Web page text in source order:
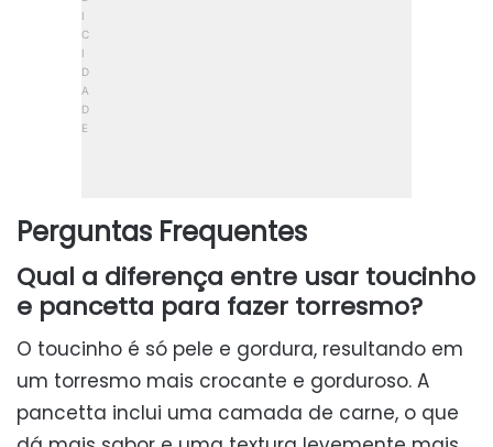
Perguntas Frequentes
Qual a diferença entre usar toucinho
e pancetta para fazer torresmo?
O toucinho é só pele e gordura, resultando em
um torresmo mais crocante e gorduroso. A
pancetta inclui uma camada de carne, o que